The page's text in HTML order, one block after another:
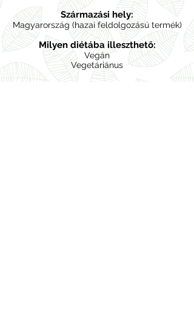
Származási hely:
Magyarország (hazai feldolgozású termék)
Milyen diétába illeszthető:
Vegán
Vegetáriánus